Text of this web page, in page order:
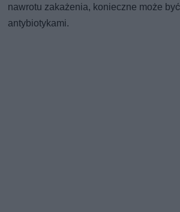
nawrotu zakażenia, konieczne może
antybiotykami.